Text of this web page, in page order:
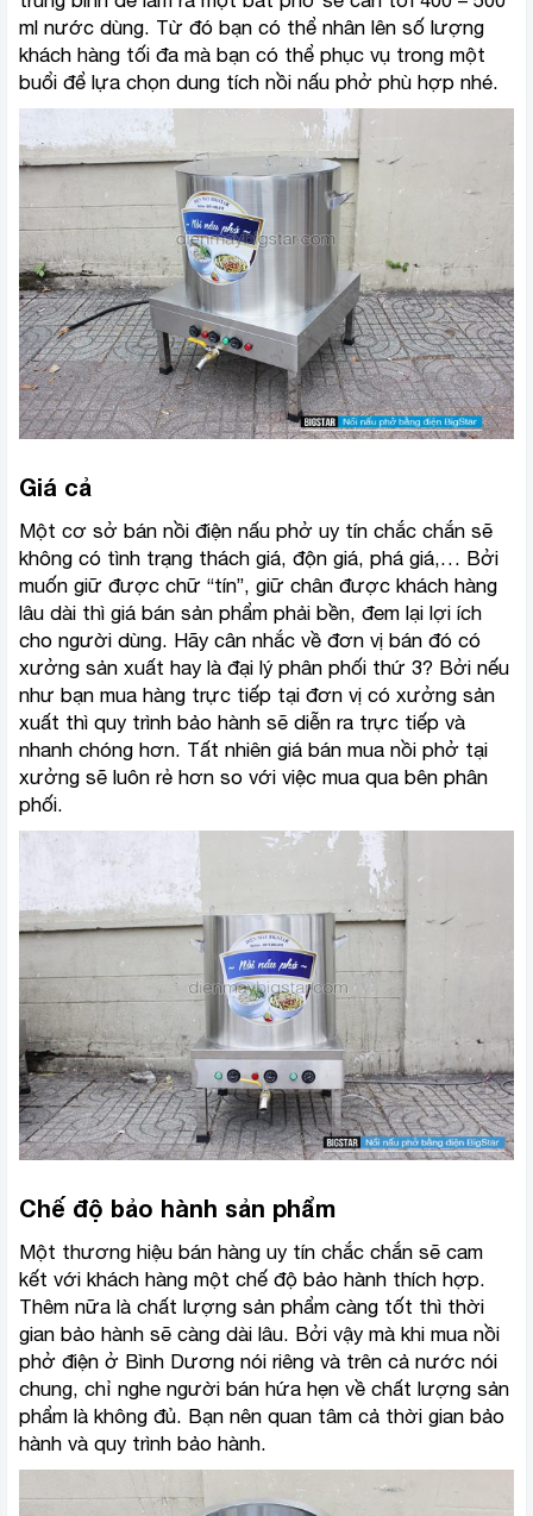
ml nước dùng. Từ đó bạn có thể nhân lên số lượng
khách hàng tối đa mà bạn có thể phục vụ trong một
buổi để lựa chọn dung tích nồi nấu phở phù hợp nhé.
Giá cả
Một cơ sở bán nồi điện nấu phở uy tín chắc chắn sẽ
không có tình trạng thách giá, độn giá, phá giá,… Bởi
muốn giữ được chữ “tín”, giữ chân được khách hàng
lâu dài thì giá bán sản phẩm phải bền, đem lại lợi ích
cho người dùng. Hãy cân nhắc về đơn vị bán đó có
xưởng sản xuất hay là đại lý phân phối thứ 3? Bởi nếu
như bạn mua hàng trực tiếp tại đơn vị có xưởng sản
xuất thì quy trình bảo hành sẽ diễn ra trực tiếp và
nhanh chóng hơn. Tất nhiên giá bán mua nồi phở tại
xưởng sẽ luôn rẻ hơn so với việc mua qua bên phân
phối.
Chế độ bảo hành sản phẩm
Một thương hiệu bán hàng uy tín chắc chắn sẽ cam
kết với khách hàng một chế độ bảo hành thích hợp.
Thêm nữa là chất lượng sản phẩm càng tốt thì thời
gian bảo hành sẽ càng dài lâu. Bởi vậy mà khi mua nồi
phở điện ở Bình Dương nói riêng và trên cả nước nói
chung, chỉ nghe người bán hứa hẹn về chất lượng sản
phẩm là không đủ. Bạn nên quan tâm cả thời gian bảo
hành và quy trình bảo hành.